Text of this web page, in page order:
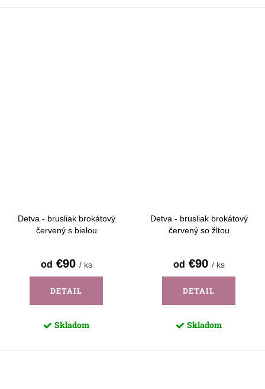
Detva - brusliak brokátový
červený s bielou
od €90 / ks
DETAIL
Skladom
Detva - brusliak brokátový
červený so žltou
od €90 / ks
DETAIL
Skladom